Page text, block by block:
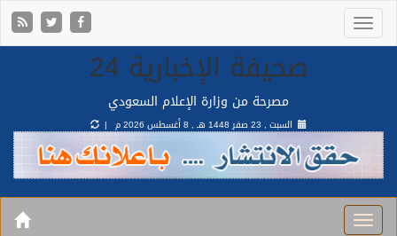
صحيفة الإخبارية 24
مصرحة من وزارة الإعلام السعودي
السبت , 23 صفر 1448 هـ , 8 أغسطس 2026 م |